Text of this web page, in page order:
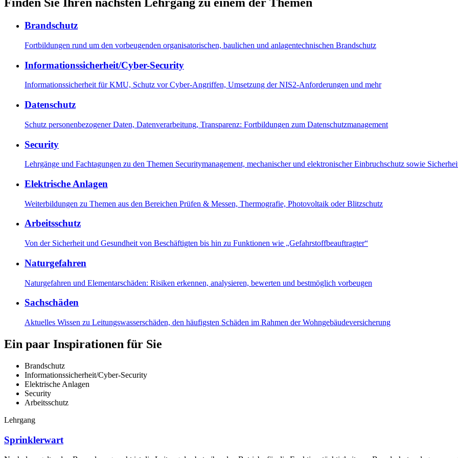
Finden Sie Ihren nächsten Lehrgang zu einem der Themen
Brandschutz
Fortbildungen rund um den vorbeugenden organisatorischen, baulichen und anlagentechnischen Brandschutz
Informationssicherheit/Cyber-Security
Informationssicherheit für KMU, Schutz vor Cyber-Angriffen, Umsetzung der NIS2-Anforderungen und mehr
Datenschutz
Schutz personenbezogener Daten, Datenverarbeitung, Transparenz: Fortbildungen zum Datenschutzmanagement
Security
Lehrgänge und Fachtagungen zu den Themen Securitymanagement, mechanischer und elektronischer Einbruchschutz sowie
Elektrische Anlagen
Weiterbildungen zu Themen aus den Bereichen Prüfen & Messen, Thermografie, Photovoltaik oder Blitzschutz
Arbeitsschutz
Von der Sicherheit und Gesundheit von Beschäftigten bis hin zu Funktionen wie „Gefahrstoffbeauftragter“
Naturgefahren
Naturgefahren und Elementarschäden: Risiken erkennen, analysieren, bewerten und bestmöglich vorbeugen
Sachschäden
Aktuelles Wissen zu Leitungswasserschäden, den häufigsten Schäden im Rahmen der Wohngebäudeversicherung
Ein paar Inspirationen für Sie
Brandschutz
Informationssicherheit/Cyber-Security
Elektrische Anlagen
Security
Arbeitsschutz
Lehrgang
Sprinklerwart